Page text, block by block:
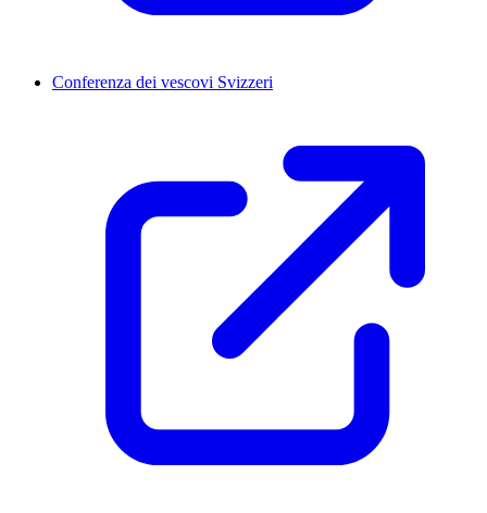
Conferenza dei vescovi Svizzeri